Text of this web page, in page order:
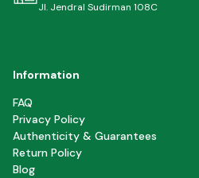
Jl. Jendral Sudirman 108C
Information
FAQ
Privacy Policy
Authenticity & Guarantees
Return Policy
Blog